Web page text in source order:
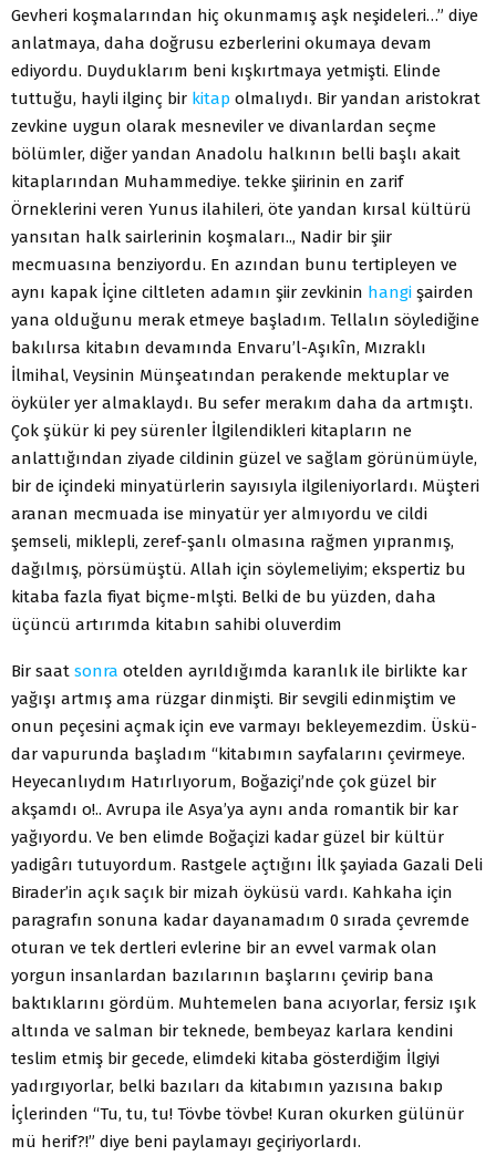
Gevheri koşmalarından hiç okunmamış aşk neşideleri…” diye
anlatmaya, daha doğrusu ezberlerini okumaya devam
ediyordu. Duyduklarım beni kış­kırtmaya yetmişti. Elinde
tuttuğu, hayli ilginç bir kitap olma­lıydı. Bir yandan aristokrat
zevkine uygun olarak mesneviler ve divanlardan seçme
bölümler, diğer yandan Anadolu halkı­nın belli başlı akait
kitaplarından Muhammediye. tekke şiirinin en zarif
Örneklerini veren Yunus ilahileri, öte yandan kırsal kültürü
yansıtan halk sairlerinin koşmaları.., Nadir bir şiir
mecmuasına benziyordu. En azından bunu tertipleyen ve
aynı kapak İçine ciltleten adamın şiir zevkinin hangi şairden
yana olduğunu merak etmeye başladım. Tellalın söylediğine
bakılır­sa kitabın devamında Envaru’l-Aşıkîn, Mızraklı
İlmihal, Veysinin Münşeatından perakende mektuplar ve
öyküler yer al­maklaydı. Bu sefer merakım daha da artmıştı.
Çok şükür ki pey sürenler İlgilendikleri kitapların ne
anlattığından ziyade cildinin güzel ve sağlam görünümüyle,
bir de içindeki minya­türlerin sayısıyla ilgileniyorlardı. Müşteri
aranan mecmuada ise minyatür yer almıyordu ve cildi
şemseli, miklepli, zeref-şanlı olmasına rağmen yıpranmış,
dağılmış, pörsümüştü. Allah için söylemeliyim; ekspertiz bu
kitaba fazla fiyat biçme-mlşti. Belki de bu yüzden, daha
üçüncü artırımda kitabın sahi­bi oluverdim
Bir saat sonra otelden ayrıldığımda karanlık ile birlikte kar
yağışı artmış ama rüzgar dinmişti. Bir sevgili edinmiştim ve
onun peçesini açmak için eve varmayı bekleyemezdim. Üskü­
dar vapurunda başladım “kitabımın sayfalarını çevirmeye.
He­yecanlıydım Hatırlıyorum, Boğaziçi’nde çok güzel bir
akşamdı o!.. Avrupa ile Asya’ya aynı anda romantik bir kar
yağıyordu. Ve ben elimde Boğaçizi kadar güzel bir kültür
yadigârı tutuyor­dum. Rastgele açtığını İlk şayiada Gazali Deli
Birader’in açık sa­çık bir mizah öyküsü vardı. Kahkaha için
paragrafın sonuna ka­dar dayanamadım 0 sırada çevremde
oturan ve tek dertleri evlerine bir an evvel varmak olan
yorgun insanlardan bazıları­nın başlarını çevirip bana
baktıklarını gördüm. Muhtemelen bana acıyorlar, fersiz ışık
altında ve salman bir teknede, bem­beyaz karlara kendini
teslim etmiş bir gecede, elimdeki kitaba gösterdiğim İlgiyi
yadırgıyorlar, belki bazıları da kitabımın yazısına bakıp
İçlerinden “Tu, tu, tu! Tövbe tövbe! Kuran okurken gülünür
mü herif?!” diye beni paylamayı geçiriyorlardı.